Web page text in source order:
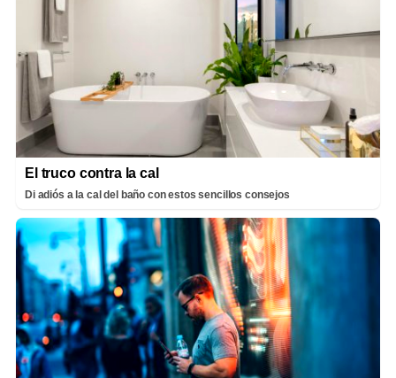
El truco contra la cal
Di adiós a la cal del baño con estos sencillos consejos